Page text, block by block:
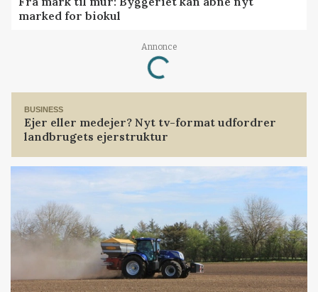
marked for biokul
Annonce
Loading...
BUSINESS
Ejer eller medejer? Nyt tv-format udfordrer
landbrugets ejerstruktur